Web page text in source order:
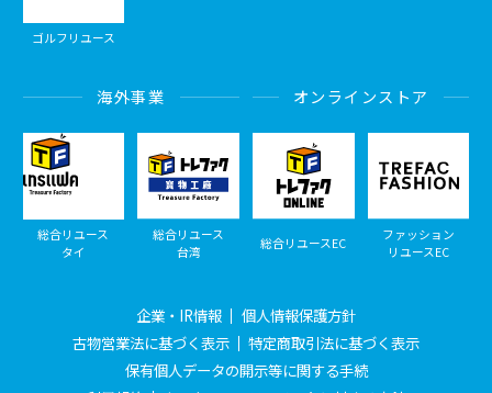
ゴルフリユース
海外事業
総合リユース
タイ
総合リユース
台湾
オンラインストア
総合リユースEC
ファッション
リユースEC
企業・IR情報
個人情報保護方針
古物営業法に基づく表示
特定商取引法に基づく表示
保有個人データの開示等に関する手続